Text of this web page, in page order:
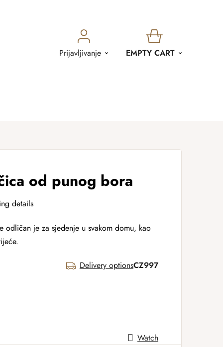
Prijavljivanje
SHOPPING
EMPTY CART
od punog bora
details
odličan je za sjedenje u svakom domu, kao
Delivery optionsCZ997
Watch